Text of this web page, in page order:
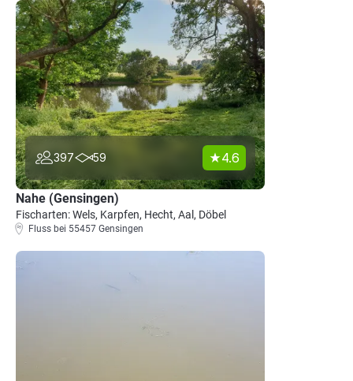
397 59 4.6
Nahe (Gensingen)
Fischarten: Wels, Karpfen, Hecht, Aal, Döbel
Fluss bei 55457 Gensingen